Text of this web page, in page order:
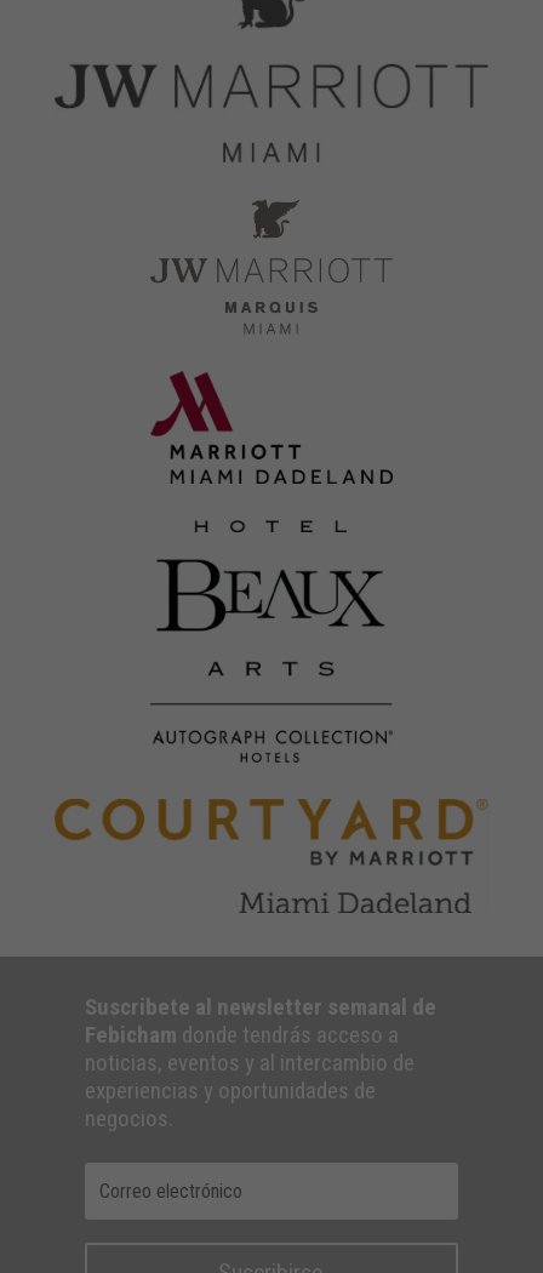
Suscribete al newsletter semanal de
Febicham donde tendrás acceso a
noticias, eventos y al intercambio de
experiencias y oportunidades de
negocios.